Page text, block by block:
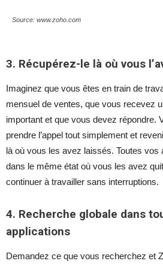
Source: www.zoho.com
3. Récupérez-le là où vous
Imaginez que vous êtes en train de
mensuel de ventes, que vous recevez
important et que vous devez répondre.
prendre l’appel tout simplement et
là où vous les avez laissés. Toutes vos
dans le même état où vous les avez
continuer à travailler sans interruptions.
4. Recherche globale dans
applications
Demandez ce que vous recherchez et